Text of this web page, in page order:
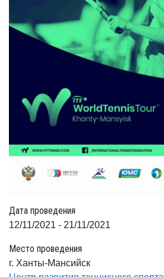
Дата проведения
12/11/2021 - 21/11/2021
Место проведения
г. Ханты-Мансийск